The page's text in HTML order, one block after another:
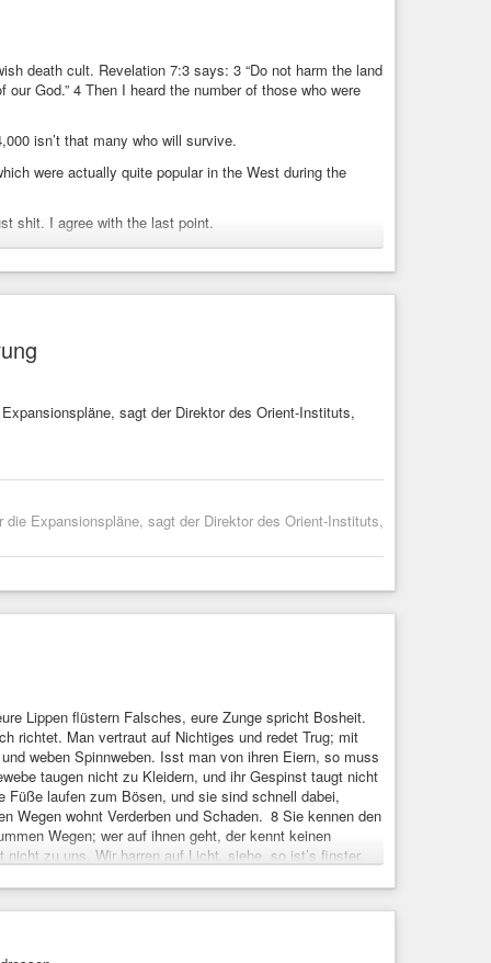
death cult. Revelation 7:3 says: 3 “Do not harm the land
God.” 4 Then I heard the number of those who were
isn’t that many who will survive.
were actually quite popular in the West during the
shit. I agree with the last point.
the-us-under-trump-is/
#usa
death cult. Revelation 7:3 says: 3 “Do not harm the
of our God.” 4 Then I heard the ...
sagt der Direktor des Orient-Instituts,
Expansionspläne, sagt der Direktor des Orient-Instituts,
Lippen flüstern Falsches, eure Zunge spricht Bosheit.
richtet. Man vertraut auf Nichtiges und redet Trug; mit
weben Spinnweben. Isst man von ihren Eiern, so muss
taugen nicht zu Kleidern, und ihr Gespinst taugt nicht
laufen zum Bösen, und sie sind schnell dabei,
Wegen wohnt Verderben und Schaden. 8 Sie kennen den
Wegen; wer auf ihnen geht, der kennt keinen
zu uns. Wir harren auf Licht, siehe, so ist’s finster,
wie die Toten. 11 Wir brummen alle wie die Bären
so ist’s ferne von uns.
die anderen übel mit.« Der HERR hat dies alles